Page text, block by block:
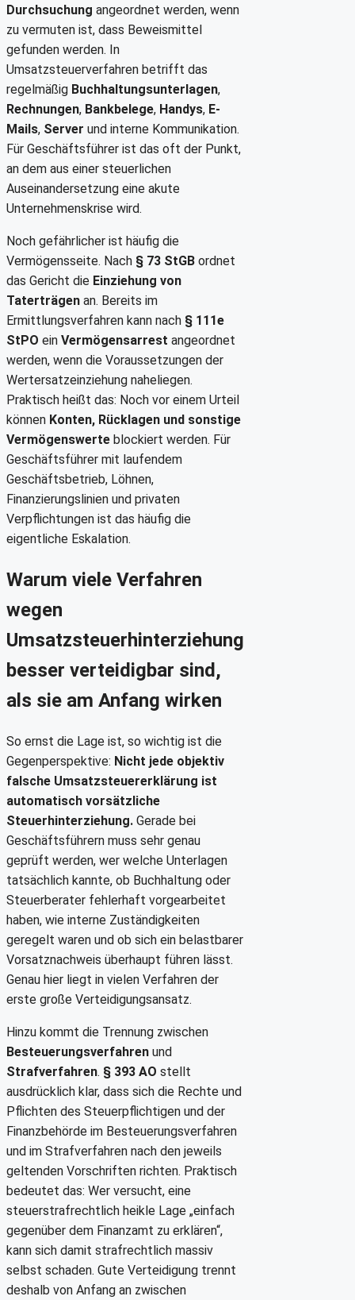
Durchsuchung angeordnet werden, wenn
zu vermuten ist, dass Beweismittel
gefunden werden. In
Umsatzsteuerverfahren betrifft das
regelmäßig Buchhaltungsunterlagen,
Rechnungen, Bankbelege, Handys, E-
Mails, Server und interne Kommunikation.
Für Geschäftsführer ist das oft der Punkt,
an dem aus einer steuerlichen
Auseinandersetzung eine akute
Unternehmenskrise wird.
Noch gefährlicher ist häufig die
Vermögensseite. Nach § 73 StGB ordnet
das Gericht die Einziehung von
Taterträgen an. Bereits im
Ermittlungsverfahren kann nach § 111e
StPO ein Vermögensarrest angeordnet
werden, wenn die Voraussetzungen der
Wertersatzeinziehung naheliegen.
Praktisch heißt das: Noch vor einem Urteil
können Konten, Rücklagen und sonstige
Vermögenswerte blockiert werden. Für
Geschäftsführer mit laufendem
Geschäftsbetrieb, Löhnen,
Finanzierungslinien und privaten
Verpflichtungen ist das häufig die
eigentliche Eskalation.
Warum viele Verfahren
wegen
Umsatzsteuerhinterziehung
besser verteidigbar sind,
als sie am Anfang wirken
So ernst die Lage ist, so wichtig ist die
Gegenperspektive: Nicht jede objektiv
falsche Umsatzsteuererklärung ist
automatisch vorsätzliche
Steuerhinterziehung. Gerade bei
Geschäftsführern muss sehr genau
geprüft werden, wer welche Unterlagen
tatsächlich kannte, ob Buchhaltung oder
Steuerberater fehlerhaft vorgearbeitet
haben, wie interne Zuständigkeiten
geregelt waren und ob sich ein belastbarer
Vorsatznachweis überhaupt führen lässt.
Genau hier liegt in vielen Verfahren der
erste große Verteidigungsansatz.
Hinzu kommt die Trennung zwischen
Besteuerungsverfahren und
Strafverfahren. § 393 AO stellt
ausdrücklich klar, dass sich die Rechte und
Pflichten des Steuerpflichtigen und der
Finanzbehörde im Besteuerungsverfahren
und im Strafverfahren nach den jeweils
geltenden Vorschriften richten. Praktisch
bedeutet das: Wer versucht, eine
steuerstrafrechtlich heikle Lage „einfach
gegenüber dem Finanzamt zu erklären“,
kann sich damit strafrechtlich massiv
selbst schaden. Gute Verteidigung trennt
deshalb von Anfang an zwischen